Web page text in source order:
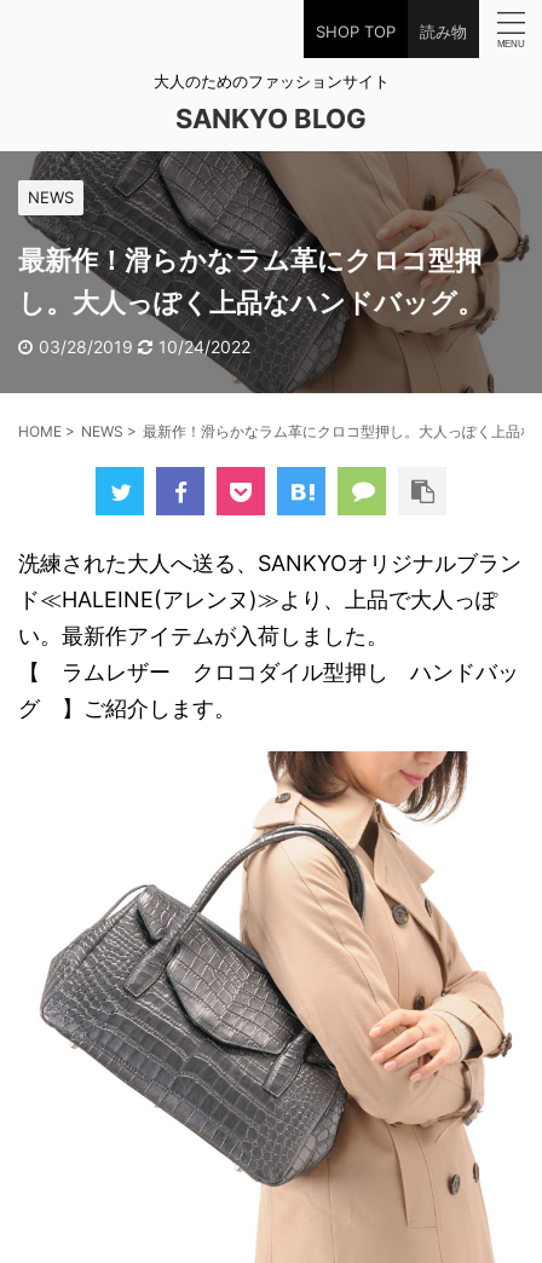
SHOP TOP 読み物
大人のためのファッションサイト
SANKYO BLOG
NEWS
最新作！滑らかなラム革にクロコ型押
し。大人っぽく上品なハンドバッグ。
03/28/2019 10/24/2022
HOME > NEWS > 最新作！滑らかなラム革にクロコ型押し。大人っぽく上品な
洗練された大人へ送る、SANKYOオリジナルブラン
ド≪HALEINE(アレンヌ)≫より、上品で大人っぽ
い。最新作アイテムが入荷しました。
【 ラムレザー クロコダイル型押し ハンドバッ
グ 】ご紹介します。